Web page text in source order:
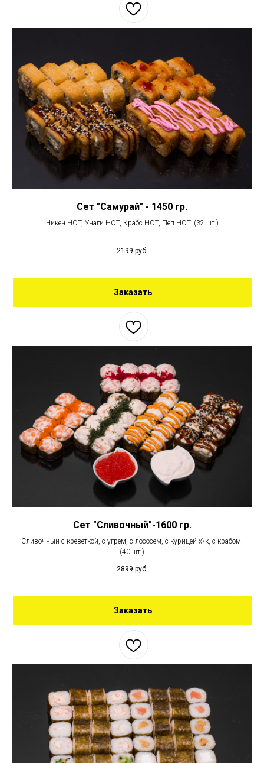
Сет "Самурай" - 1450 гр.
Чикен HOT, Унаги HOT, Крабс HOT, Пеп HOT. (32 шт.)
2199 руб.
Заказать
Сет "Сливочный"-1600 гр.
Сливочный с креветкой, с угрем, с лососем, с курицей х\к, с крабом.
(40 шт.)
2899 руб.
Заказать